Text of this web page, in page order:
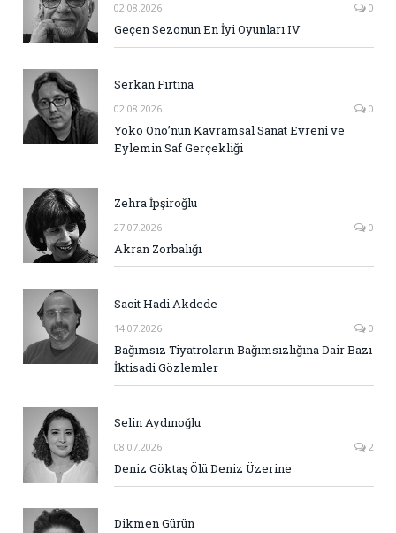
02.08.2026 0
Geçen Sezonun En İyi Oyunları IV
Serkan Fırtına
02.08.2026 0
Yoko Ono’nun Kavramsal Sanat Evreni ve
Eylemin Saf Gerçekliği
Zehra İpşiroğlu
27.07.2026 0
Akran Zorbalığı
Sacit Hadi Akdede
14.07.2026 0
Bağımsız Tiyatroların Bağımsızlığına Dair Bazı
İktisadi Gözlemler
Selin Aydınoğlu
08.07.2026 2
Deniz Göktaş Ölü Deniz Üzerine
Dikmen Gürün